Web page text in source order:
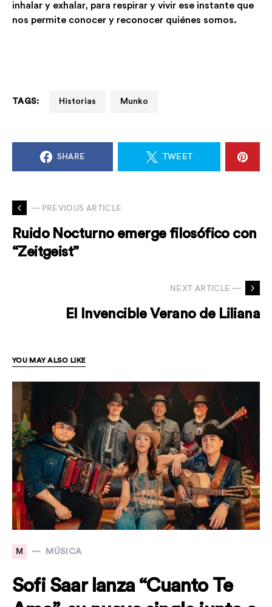
inhalar y exhalar, para respirar y vivir ese instante que
nos permite conocer y reconocer quiénes somos.
TAGS: Historias Munko
SHARE TWEET
— PREVIOUS ARTICLE
Ruido Nocturno emerge filosófico con
“Zeitgeist”
NEXT ARTICLE —
El Invencible Verano de Liliana
YOU MAY ALSO LIKE
M MÚSICA
Sofi Saar lanza “Cuanto Te